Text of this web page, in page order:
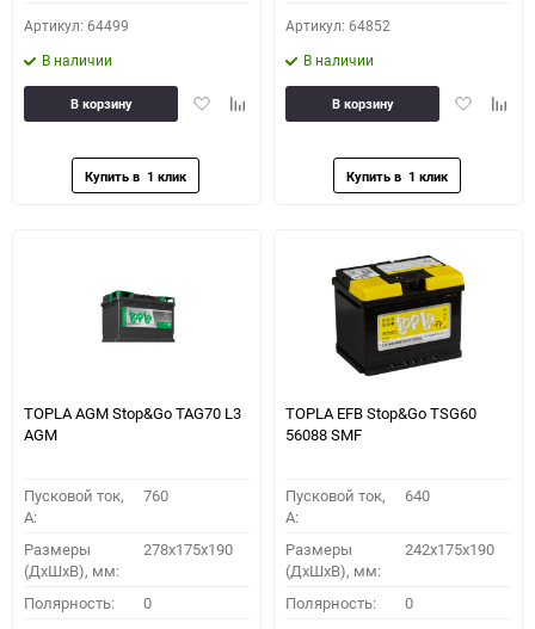
Артикул: 64499
В наличии
ДобавитьДобавить
В корзину
Артикул: 64852
В наличии
Добавить
В корзину
TOPLA AGM Stop&Go TAG70 L3
AGM
Пусковой ток,
A:
760
Размеры
(ДхШхВ), мм:
278x175x190
Полярность: 0
TOPLA EFB Stop&Go TSG60
56088 SMF
Пусковой ток,
A:
640
Размеры
(ДхШхВ), мм:
242x175x190
Полярность: 0